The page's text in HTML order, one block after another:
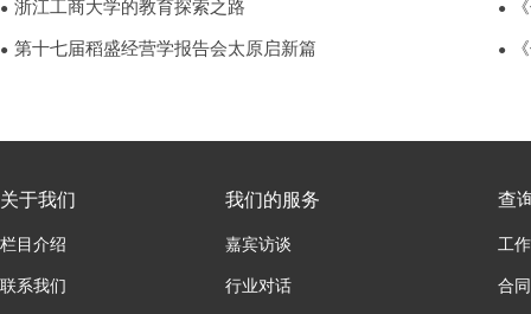
● 浙江工商大学的教育探索之路
● 第十七届稻盛经营学报告会太原启新篇
●
●
关于我们
栏目介绍
联系我们
我们的服务
嘉宾访谈
行业对话
查
工
合